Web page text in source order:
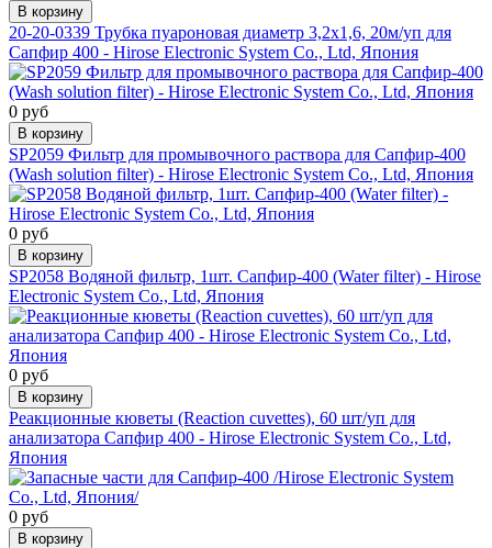
В корзину
20-20-0339 Трубка пуароновая диаметр 3,2х1,6, 20м/уп для
Сапфир 400 - Hirose Electronic System Co., Ltd, Япония
0 руб
В корзину
SP2059 Фильтр для промывочного раствора для Сапфир-400
(Wash solution filter) - Hirose Electronic System Co., Ltd, Япония
0 руб
В корзину
SP2058 Водяной фильтр, 1шт. Сапфир-400 (Water filter) - Hirose
Electronic System Co., Ltd, Япония
0 руб
В корзину
Реакционные кюветы (Reaction cuvettes), 60 шт/уп для
анализатора Сапфир 400 - Hirose Electronic System Co., Ltd,
Япония
0 руб
В корзину